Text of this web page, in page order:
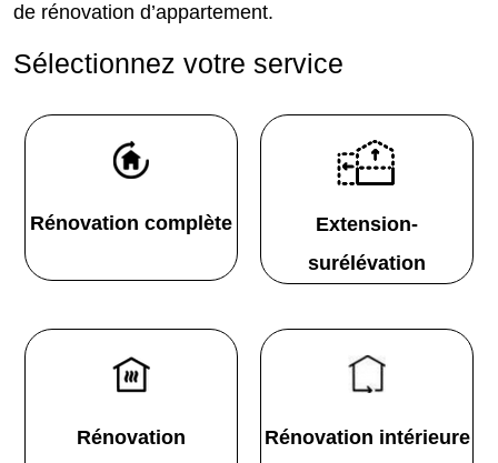
de rénovation d’appartement.
Sélectionnez votre service
Rénovation complète
Extension-
surélévation
Rénovation
Rénovation intérieure